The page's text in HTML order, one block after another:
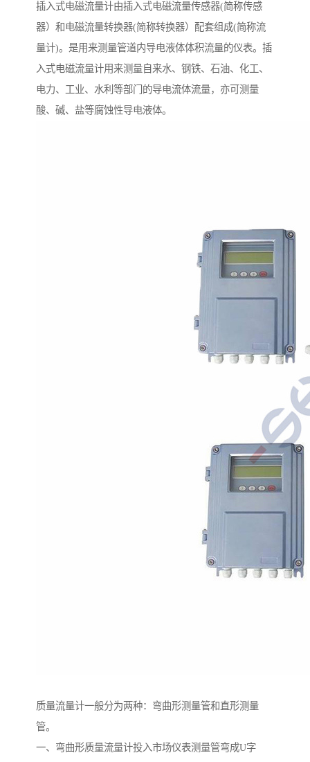
插入式电磁流量计由插入式电磁流量传感器(简称传感
器）和电磁流量转换器(简称转换器）配套组成(简称流
量计)。是用来测量管道内导电液体体积流量的仪表。插
入式电磁流量计用来测量自来水、钢铁、石油、化工、
电力、工业、水利等部门的导电流体流量，亦可测量
酸、碱、盐等腐蚀性导电液体。
质量流量计一般分为两种：弯曲形测量管和直形测量
管。
一、弯曲形质量流量计投入市场仪表测量管弯成U字